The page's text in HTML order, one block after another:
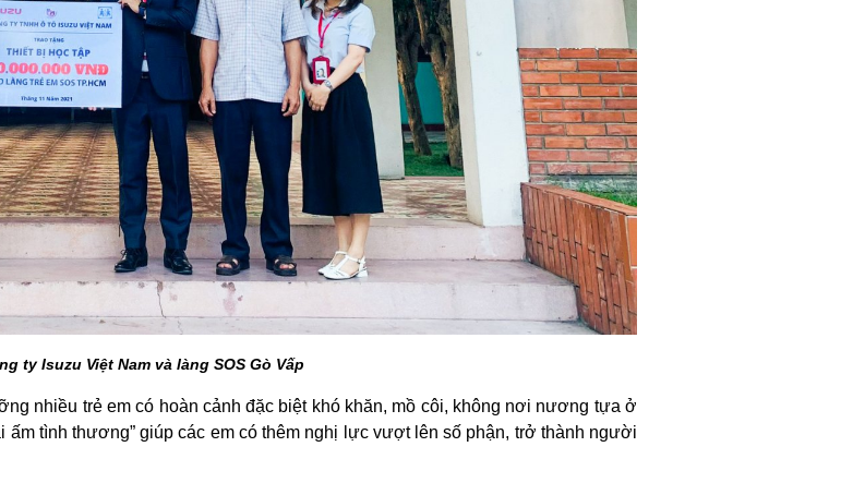
ty Isuzu Việt Nam và làng SOS Gò Vấp
nhiều trẻ em có hoàn cảnh đặc biệt khó khăn, mồ côi, không nơi nương tựa ở
ấm tình thương” giúp các em có thêm nghị lực vượt lên số phận, trở thành người